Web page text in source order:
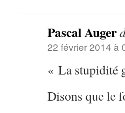
Pascal Auger
22 février 2014 à
« La stupidité
Disons que le